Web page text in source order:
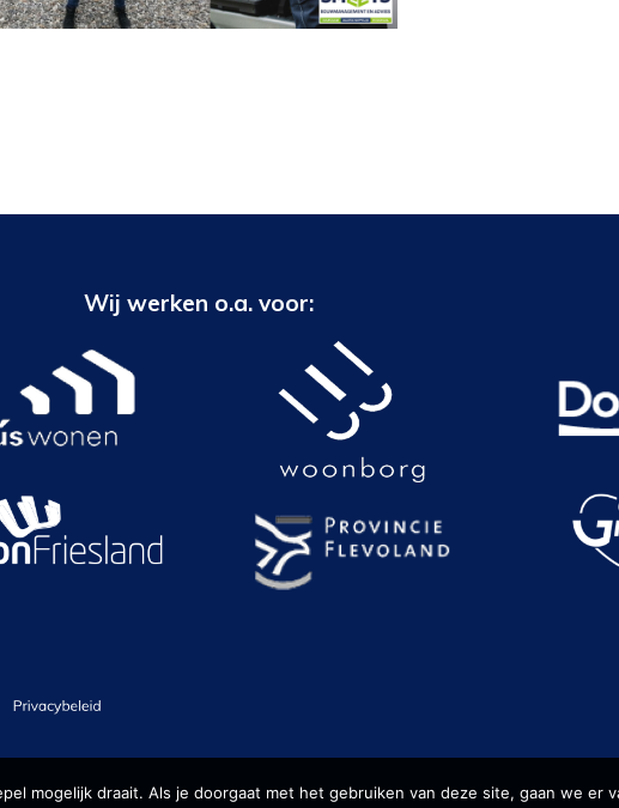
Wij werken o.a. voor:
mogelijk draait. Als je doorgaat met het gebruiken van deze site, gaan we er